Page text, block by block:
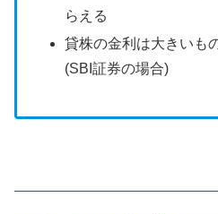
らえる
貸株の金利は大きいも
(SBI証券の場合)